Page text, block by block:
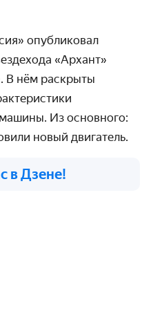
опубликовал
«Архант»
В нём раскрыты
Из основного:
новый двигатель.
в Дзене!